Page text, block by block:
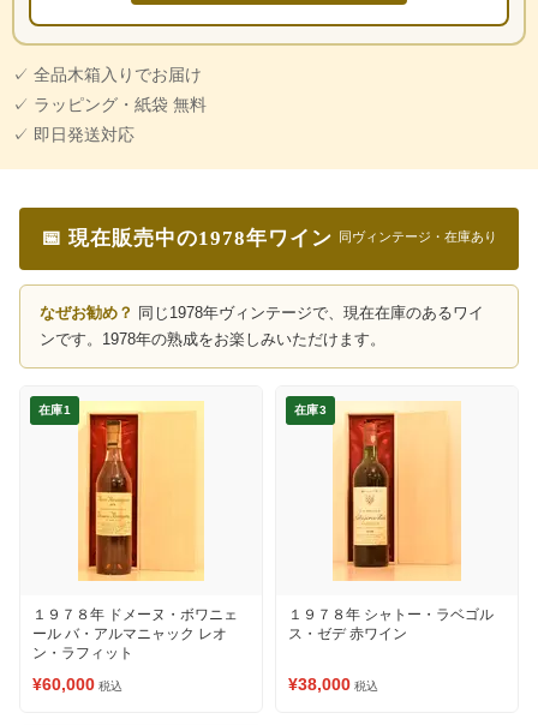
✓ 全品木箱入りでお届け
✓ ラッピング・紙袋 無料
✓ 即日発送対応
📅 現在販売中の1978年ワイン 同ヴィンテージ・在庫あり
なぜお勧め？ 同じ1978年ヴィンテージで、現在在庫のあるワイ
ンです。1978年の熟成をお楽しみいただけます。
在庫1
１９７８年 ドメーヌ・ボワニェ
ール バ・アルマニャック レオ
ン・ラフィット
¥60,000 税込
在庫3
１９７８年 シャトー・ラベゴル
ス・ゼデ 赤ワイン
¥38,000 税込